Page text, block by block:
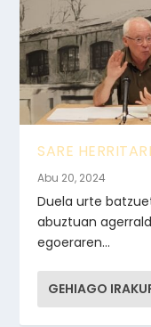
SARE
Abu 20, 2024
Duela urte
abuztuan
egoeraren...
GEHIAGO